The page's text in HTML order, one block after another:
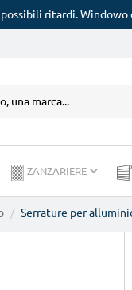
ritardi. Windowo
ZANZARIERE
Serrature per